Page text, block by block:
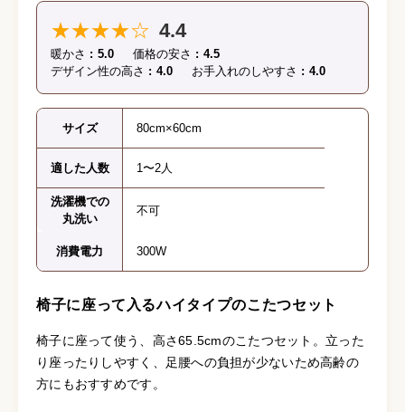
★★★★☆ 4.4
暖かさ 5.0 価格の安さ
4.5
デザイン性の高さ
4.0 お手入れのしやすさ 4.0
サイズ 80cm×60cm
適した人数 1〜2人
洗濯機での
丸洗い
不可
消費電力 300W
椅子に座って入るハイタイプのこたつセット
椅子に座って使う、高さ65.5cmのこたつセット。立った
り座ったりしやすく、足腰への負担が少ないため高齢の
方にもおすすめです。